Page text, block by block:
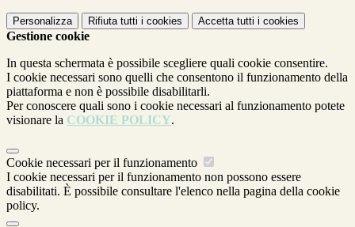
Personalizza Rifiuta tutti i cookies Accetta tutti i cookies
Gestione cookie
In questa schermata è possibile scegliere quali cookie consentire.
I cookie necessari sono quelli che consentono il funzionamento della
piattaforma e non è possibile disabilitarli.
Per conoscere quali sono i cookie necessari al funzionamento potete
visionare la COOKIE POLICY.
Cookie necessari per il funzionamento
I cookie necessari per il funzionamento non possono essere
disabilitati. È possibile consultare l'elenco nella pagina della cookie
policy.